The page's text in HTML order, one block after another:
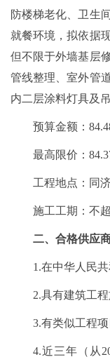
防楼梯老化、卫生
就餐环境，拟依据
但不限于外墙基层
管线整理、室外管
内二层涂料灯具及
预算金额：
最高限价：
工程地点：同
施工工期：不
二、合格供应
1.在中华人民
2.具有建筑工
3.有类似工程项
4.近三年（从